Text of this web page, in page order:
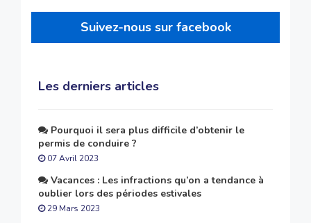
Suivez-nous sur facebook
Les derniers articles
Pourquoi il sera plus difficile d’obtenir le
permis de conduire ?
07 Avril 2023
Vacances : Les infractions qu’on a tendance à
oublier lors des périodes estivales
29 Mars 2023